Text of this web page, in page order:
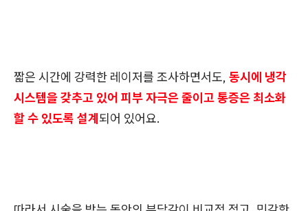
짧은 시간에 강력한 레이저를 조사하면서도, 동시에 냉각
시스템을 갖추고 있어 피부 자극은 줄이고 통증은 최소화
할 수 있도록 설계되어 있어요.